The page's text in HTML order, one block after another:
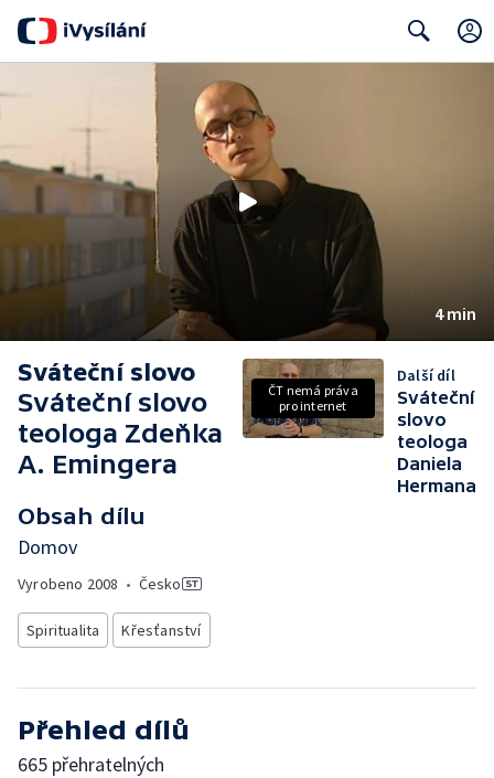
4 min
Sváteční slovo
Sváteční slovo
teologa Zdeňka
A. Emingera
Obsah dílu
Domov
Vyrobeno 2008 • Česko
Spiritualita Křesťanství
ČT nemá práva
pro internet
Další díl
Sváteční
slovo
teologa
Daniela
Hermana
Přehled dílů
665 přehratelných